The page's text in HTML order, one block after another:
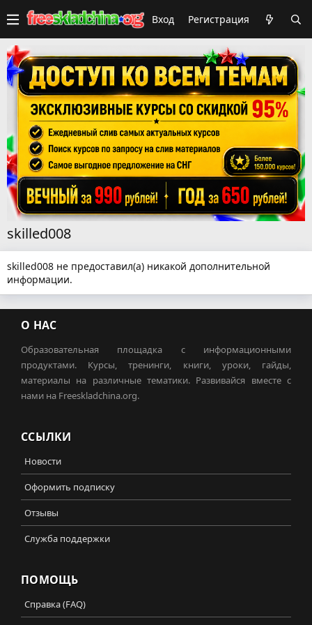
Вход Регистрация
skilled008
skilled008 не предоставил(а) никакой дополнительной
информации.
О НАС
Образовательная площадка с информационными
продуктами. Курсы, тренинги, книги, уроки, гайды,
материалы на различные тематики. Развивайся вместе с
нами на Freeskladchina.org.
ССЫЛКИ
Новости
Оформить подписку
Отзывы
Служба поддержки
ПОМОЩЬ
Справка (FAQ)